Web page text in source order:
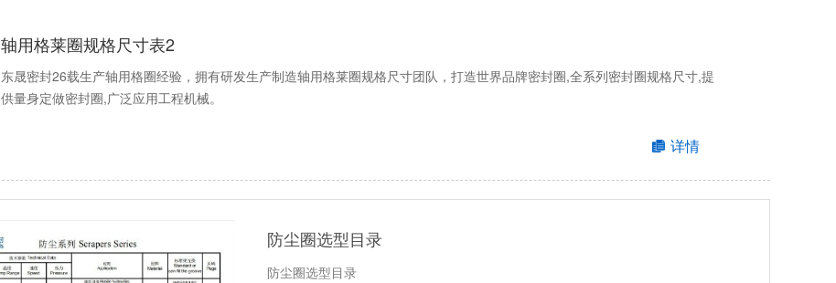
轴用格莱圈规格尺寸表2
东晟密封26载生产轴用格圈经验，拥有研发生产制造轴用格莱圈规格尺寸团队，打造世界品牌密封圈,全系列密封圈规格尺寸,提
供量身定做密封圈,广泛应用工程机械。
详情
防尘圈选型目录
防尘圈选型目录